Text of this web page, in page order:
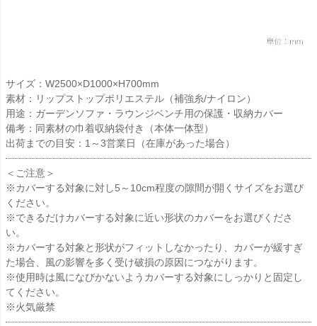
サイズ：W2500×D1000×H700mm
素材：リップストップポリエステル（補強糸/ナイロン）
用途：ガーデンソファ・ラウンジベンチ用の保護・収納カバー
備考：同素材の巾着収納袋付き（本体一体型）
出荷までの目安：1～3営業日（在庫があった場合）
＜ご注意＞
※カバーする対象に対し5～10cm程度の隙間が開くサイズをお選び
ください。
※できるだけカバーする対象に近い形状のカバーをお選びくださ
い。
※カバーする対象と形状がフィットしなかったり、カバーが緩すぎ
た場合、風の影響を多く受け破損の原因につながります。
※使用時は風になびかないようカバーする対象にしっかりと固定し
てください。
※火気厳禁